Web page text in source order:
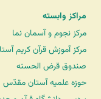
مراکز وابسته
مرکز نجوم و آسمان نما
مرکز آموزش قرآن کریم
صندوق قرض الحسنه
حوزه علمیه آستان مقدّس